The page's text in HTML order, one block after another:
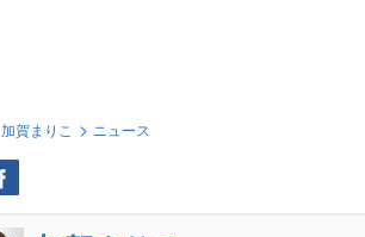
加賀まりこ ニュース